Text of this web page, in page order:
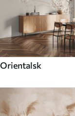
Orientalsk